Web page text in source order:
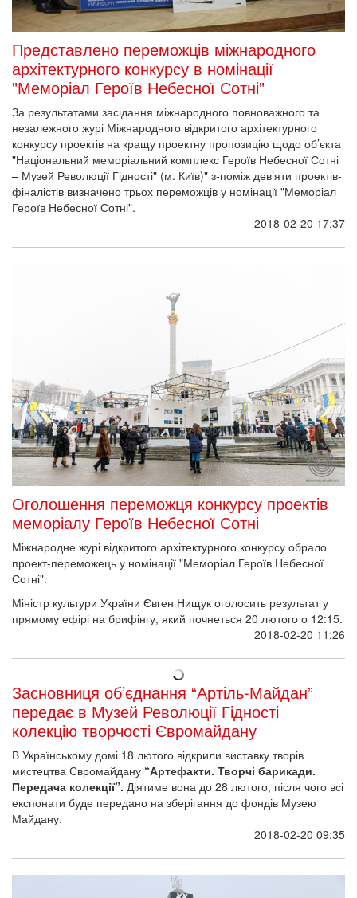
Представлено переможців міжнародного
архітектурного конкурсу в номінації
"Меморіал Героїв Небесної Сотні"
За результатами засідання міжнародного повноважного та
незалежного журі Міжнародного відкритого архітектурного
конкурсу проектів на кращу проектну пропозицію щодо об’єкта
"Національний меморіальний комплекс Героїв Небесної Сотні
– Музей Революції Гідності" (м. Київ)" з-поміж дев’яти проектів-
фіналістів визначено трьох переможців у номінації "Меморіал
Героїв Небесної Сотні".
2018-02-20 17:37
Оголошення переможця конкурсу проектів
меморіалу Героїв Небесної Сотні
Міжнародне журі відкритого архітектурного конкурсу обрало
проект-переможець у номінації "Меморіал Героїв Небесної
Сотні".
Міністр культури України Євген Нищук оголосить результат у
прямому ефірі на брифінгу, який почнеться 20 лютого о 12:15.
2018-02-20 11:26
Засновниця об’єднання “Артіль-Майдан”
передає в Музей Революції Гідності
колекцію творчості Євромайдану
В Українському домі 18 лютого відкрили виставку творів
мистецтва Євромайдану “Артефакти. Творчі барикади.
Передача колекції”. Діятиме вона до 28 лютого, після чого всі
експонати буде передано на зберігання до фондів Музею
Майдану.
2018-02-20 09:35